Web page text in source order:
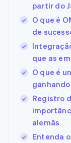
partir do
O que é
de
que as
O que é
Registro
alemãs
Entenda